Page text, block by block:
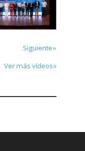
Siguiente»
Ver más vídeos»